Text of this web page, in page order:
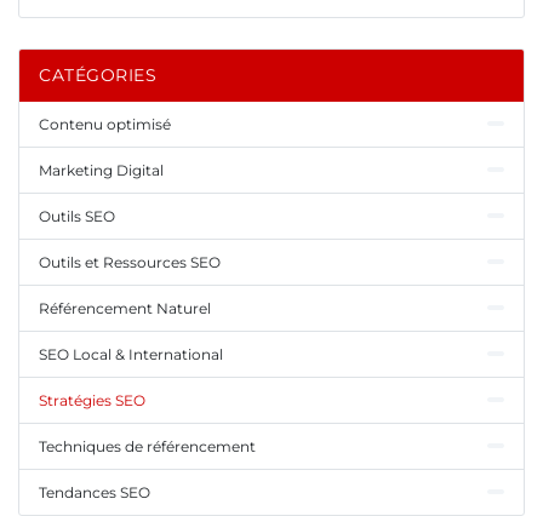
CATÉGORIES
Contenu optimisé
Marketing Digital
Outils SEO
Outils et Ressources SEO
Référencement Naturel
SEO Local & International
Stratégies SEO
Techniques de référencement
Tendances SEO